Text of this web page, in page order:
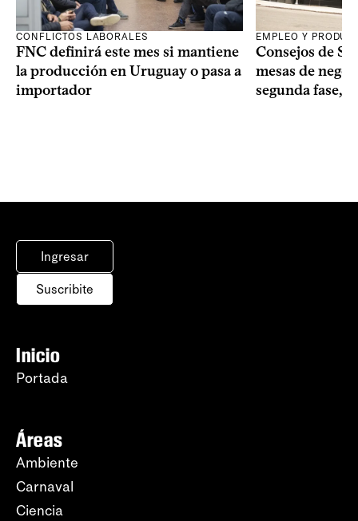
CONFLICTOS LABORALES
FNC definirá este mes si mantiene
la producción en Uruguay o pasa a
importador
EMPLEO Y
Consejos de
mesas de
segunda fase,
Ingresar
Suscribite
Inicio
Portada
Áreas
Ambiente
Carnaval
Ciencia